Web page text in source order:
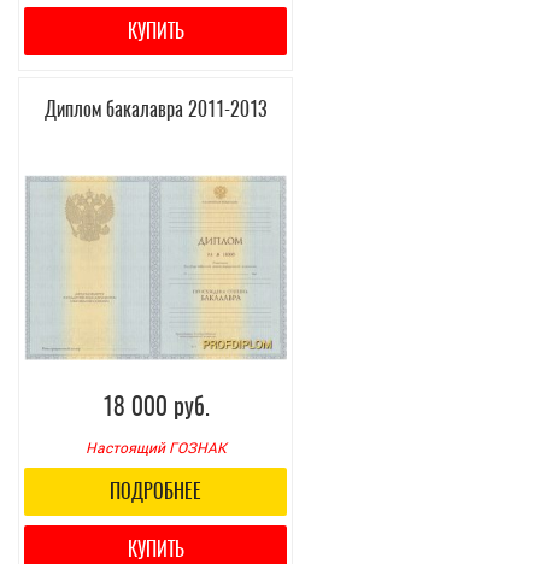
КУПИТЬ
Диплом бакалавра 2011-2013
18 000 руб.
Настоящий ГОЗНАК
ПОДРОБНЕЕ
КУПИТЬ